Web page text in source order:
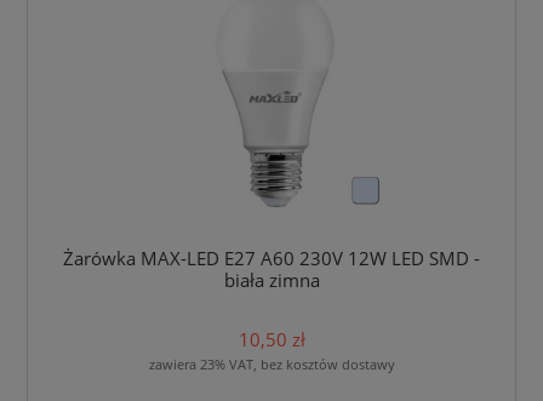
Żarówka MAX-LED E27 A60 230V 12W LED SMD -
biała zimna
10,50 zł
zawiera 23% VAT, bez kosztów dostawy